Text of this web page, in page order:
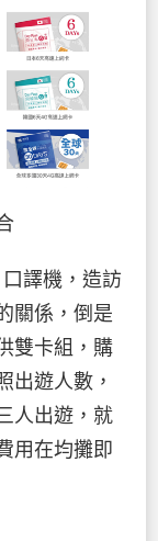
譯機，造訪
關係，倒是
雙卡組，購
出遊人數，
人出遊，就
用在均攤即